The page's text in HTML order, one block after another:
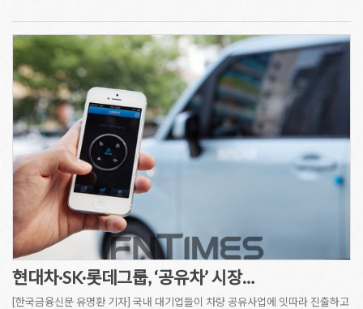
현대차·SK·롯데그룹, ‘공유차’ 시장…
[한국금융신문 유명환 기자] 국내 대기업들이 차량 공유사업에 잇따라 진출하고